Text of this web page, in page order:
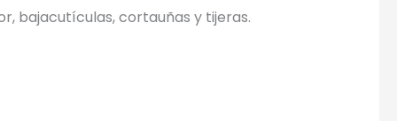
bajacutículas, cortauñas y tijeras.